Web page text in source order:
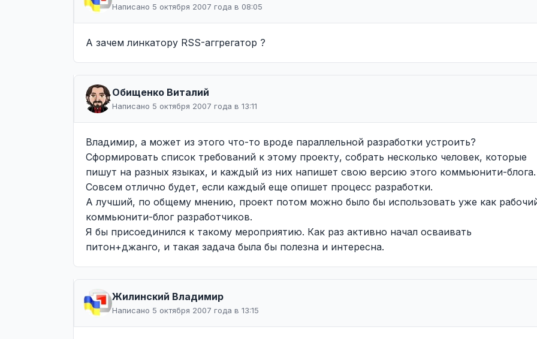
Написано 5 октября 2007 года в 08:05
А зачем линкатору RSS-аггрегатор ?
Обищенко Виталий
Написано 5 октября 2007 года в 13:11
Владимир, а может из этого что-то вроде параллельной разработки устроить?
Сформировать список требований к этому проекту, собрать несколько человек, которые
пишут на разных языках, и каждый из них напишет свою версию этого коммьюнити-блога.
Совсем отлично будет, если каждый еще опишет процесс разработки.
А лучший, по общему мнению, проект потом можно было бы использовать уже как
коммьюнити-блог разработчиков.
Я бы присоединился к такому мероприятию. Как раз активно начал осваивать
питон+джанго, и такая задача была бы полезна и интересна.
Жилинcкий Владимир
Написано 5 октября 2007 года в 13:15